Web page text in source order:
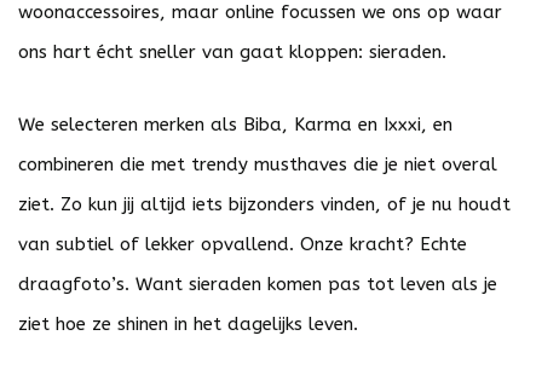
woonaccessoires, maar online focussen we ons op waar
ons hart écht sneller van gaat kloppen: sieraden.
We selecteren merken als Biba, Karma en Ixxxi, en
combineren die met trendy musthaves die je niet overal
ziet. Zo kun jij altijd iets bijzonders vinden, of je nu houdt
van subtiel of lekker opvallend. Onze kracht? Echte
draagfoto’s. Want sieraden komen pas tot leven als je
ziet hoe ze shinen in het dagelijks leven.